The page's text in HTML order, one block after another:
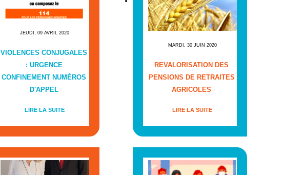
JEUDI, 09 AVRIL 2020
VIOLENCES CONJUGALES
: URGENCE
CONFINEMENT NUMÉROS
D'APPEL
LIRE LA SUITE
MARDI, 30 JUIN 2020
REVALORISATION DES
PENSIONS DE RETRAITES
AGRICOLES
LIRE LA SUITE